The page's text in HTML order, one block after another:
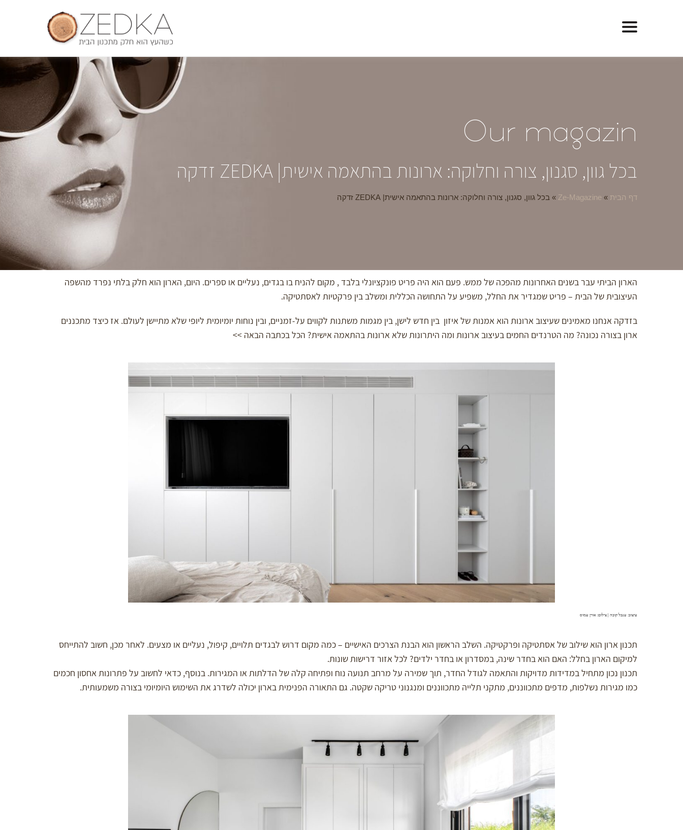
Our magazin
בכל גוון, סגנון, צורה וחלוקה: ארונות בהתאמה אישית| ZEDKA זדקה
דף הבית »
Ze-Magazine
» בכל גוון, סגנון, צורה וחלוקה: ארונות בהתאמה אישית| ZEDKA זדקה
הארון הביתי עבר בשנים האחרונות מהפכה של ממש. פעם הוא היה פריט פונקציונלי בלבד , מקום להניח בו בגדים, נעליים או ספרים. היום, הארון הוא חלק בלתי נפרד מהשפה
העיצובית של הבית – פריט שמגדיר את החלל, משפיע על התחושה הכללית ומשלב בין פרקטיות לאסתטיקה.
בזדקה אנחנו מאמינים שעיצוב ארונות הוא אמנות של איזון בין חדש לישן, בין מגמות משתנות לקווים על-זמניים, ובין נוחות יומיומית ליופי שלא מתיישן לעולם. אז כיצד מתכננים
ארון בצורה נכונה? מה הטרנדים החמים בעיצוב ארונות ומה היתרונות שלא ארונות בהתאמה אישית? הכל בכתבה הבאה >>
עיצוב: ענבל קובה | צילום: אורן עמוס
תכנון ארון הוא שילוב של אסתטיקה ופרקטיקה. השלב הראשון הוא הבנת הצרכים האישיים – כמה מקום דרוש לבגדים תלויים, קיפול, נעליים או מצעים. לאחר מכן, חשוב להתייחס
למיקום הארון בחלל: האם הוא בחדר שינה, במסדרון או בחדר ילדים? לכל אזור דרישות שונות.
תכנון נכון מתחיל במדידות מדויקות והתאמה לגודל החדר, תוך שמירה על מרחב תנועה נוח ופתיחה קלה של הדלתות או המגירות. בנוסף, כדאי לחשוב על פתרונות אחסון חכמים
כמו מגירות נשלפות, מדפים מתכווננים, מתקני תלייה מתכווננים ומנגנוני טריקה שקטה. גם התאורה הפנימית בארון יכולה לשדרג את השימוש היומיומי בצורה משמעותית.